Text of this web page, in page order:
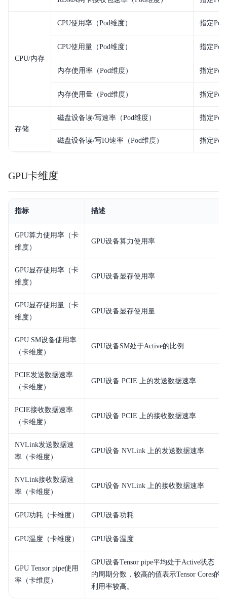
CPU/内存
CPU使用率（Pod维度） 指定
CPU使用量（Pod维度） 指定
内存使用率（Pod维度） 指定
内存使用量（Pod维度） 指定
存储
磁盘设备读/写速率（Pod维度） 指定
磁盘设备读/写IO速率（Pod维度） 指定
GPU卡维度
指标 描述
GPU算力使用率（卡
维度）
GPU设备算力使用率
GPU显存使用率（卡
维度）
GPU设备显存使用率
GPU显存使用量（卡
维度）
GPU设备显存使用量
GPU SM设备使用率
（卡维度）
GPU设备SM处于Active的比例
PCIE发送数据速率
（卡维度）
GPU设备 PCIE 上的发送数据速率
PCIE接收数据速率
（卡维度）
GPU设备 PCIE 上的接收数据速率
NVLink发送数据速
率（卡维度）
GPU设备 NVLink 上的发送数据速率
NVLink接收数据速
率（卡维度）
GPU设备 NVLink 上的接收数据速率
GPU功耗（卡维度） GPU设备功耗
GPU温度（卡维度） GPU设备温度
GPU Tensor pipe使用
率（卡维度）
GPU设备Tensor pipe平均处于Active状态
的周期分数，较高的值表示Tensor Cores的
利用率较高。